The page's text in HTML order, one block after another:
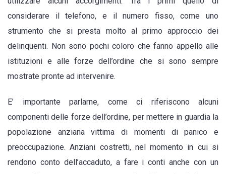
considerare il telefono, e il numero fisso, come uno
strumento che si presta molto al primo approccio dei
delinquenti. Non sono pochi coloro che fanno appello alle
istituzioni e alle forze dell’ordine che si sono sempre
mostrate pronte ad intervenire.
E’ importante parlarne, come ci riferiscono alcuni
componenti delle forze dell’ordine, per mettere in guardia la
popolazione anziana vittima di momenti di panico e
preoccupazione. Anziani costretti, nel momento in cui si
rendono conto dell’accaduto, a fare i conti anche con un